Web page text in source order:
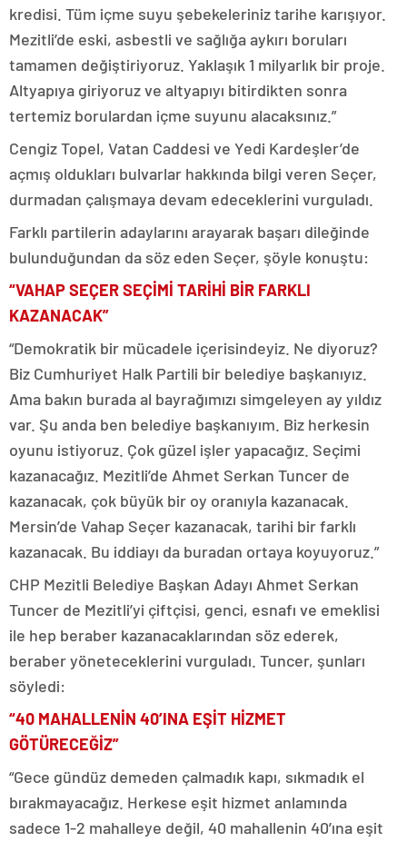
kredisi. Tüm içme suyu şebekeleriniz tarihe karışıyor.
Mezitli’de eski, asbestli ve sağlığa aykırı boruları
tamamen değiştiriyoruz. Yaklaşık 1 milyarlık bir proje.
Altyapıya giriyoruz ve altyapıyı bitirdikten sonra
tertemiz borulardan içme suyunu alacaksınız.”
Cengiz Topel, Vatan Caddesi ve Yedi Kardeşler’de
açmış oldukları bulvarlar hakkında bilgi veren Seçer,
durmadan çalışmaya devam edeceklerini vurguladı.
Farklı partilerin adaylarını arayarak başarı dileğinde
bulunduğundan da söz eden Seçer, şöyle konuştu:
“VAHAP SEÇER SEÇİMİ TARİHİ BİR FARKLI
KAZANACAK”
“Demokratik bir mücadele içerisindeyiz. Ne diyoruz?
Biz Cumhuriyet Halk Partili bir belediye başkanıyız.
Ama bakın burada al bayrağımızı simgeleyen ay yıldız
var. Şu anda ben belediye başkanıyım. Biz herkesin
oyunu istiyoruz. Çok güzel işler yapacağız. Seçimi
kazanacağız. Mezitli’de Ahmet Serkan Tuncer de
kazanacak, çok büyük bir oy oranıyla kazanacak.
Mersin’de Vahap Seçer kazanacak, tarihi bir farklı
kazanacak. Bu iddiayı da buradan ortaya koyuyoruz.”
CHP Mezitli Belediye Başkan Adayı Ahmet Serkan
Tuncer de Mezitli’yi çiftçisi, genci, esnafı ve emeklisi
ile hep beraber kazanacaklarından söz ederek,
beraber yöneteceklerini vurguladı. Tuncer, şunları
söyledi:
“40 MAHALLENİN 40’INA EŞİT HİZMET
GÖTÜRECEĞİZ”
“Gece gündüz demeden çalmadık kapı, sıkmadık el
bırakmayacağız. Herkese eşit hizmet anlamında
sadece 1-2 mahalleye değil, 40 mahallenin 40’ına eşit